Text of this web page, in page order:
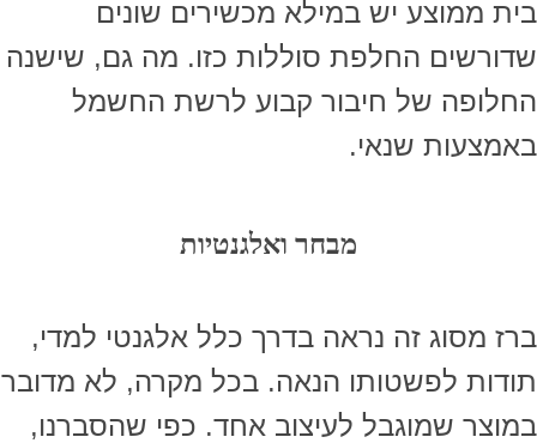
בית ממוצע יש במילא מכשירים שונים
שדורשים החלפת סוללות כזו. מה גם, שישנה
החלופה של חיבור קבוע לרשת החשמל
באמצעות שנאי.
מבחר ואלגנטיות
ברז מסוג זה נראה בדרך כלל אלגנטי למדי,
תודות לפשטותו הנאה. בכל מקרה, לא מדובר
במוצר שמוגבל לעיצוב אחד. כפי שהסברנו,